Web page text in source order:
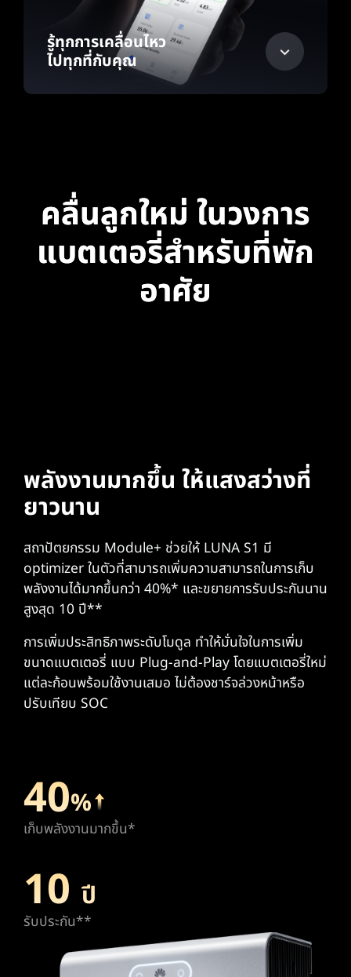
รู้ทุกการเคลื่อนไหว
ไปทุกที่กับคุณ
คลื่นลูกใหม่ ในวงการ
แบตเตอรี่สำหรับที่พัก
อาศัย
พลังงานมากขึ้น ให้แสงสว่างที่
ยาวนาน
สถาปัตยกรรม Module+ ช่วยให้ LUNA S1 มี
optimizer ในตัวที่สามารถเพิ่มความสามารถในการเก็บ
พลังงานได้มากขึ้นกว่า 40%* และขยายการรับประกันนาน
สูงสุด 10 ปี**
การเพิ่มประสิทธิภาพระดับโมดูล ทำให้มั่นใจในการเพิ่ม
ขนาดแบตเตอรี่ แบบ Plug-and-Play โดยแบตเตอรี่ใหม่
แต่ละก้อนพร้อมใช้งานเสมอ ไม่ต้องชาร์จล่วงหน้าหรือ
ปรับเทียบ SOC
40%
เก็บพลังงานมากขึ้น*
10 ปี
รับประกัน**